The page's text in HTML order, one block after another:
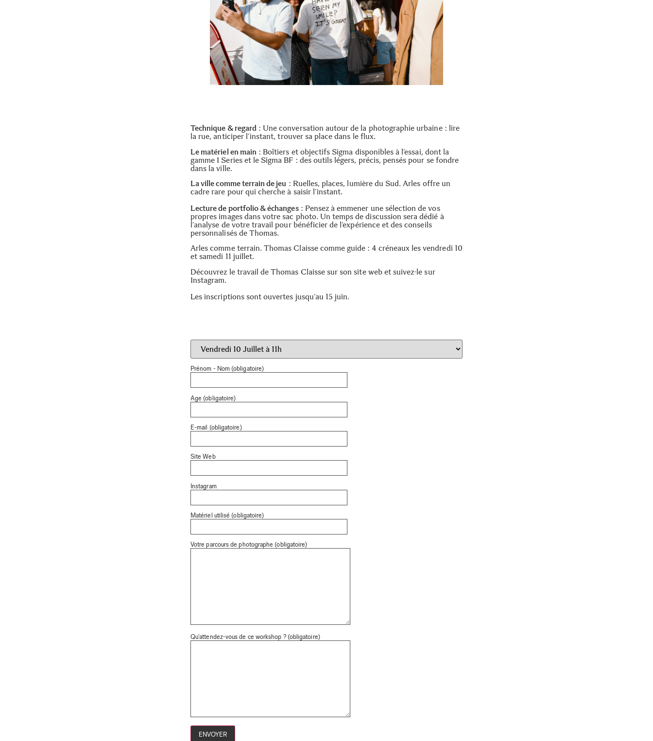
Technique & regard: Une conversation autour de la photographie urbaine : lire
la rue, anticiper l’instant, trouver sa place dans le flux.
Le matériel en main : Boîtiers et objectifs Sigma disponibles à l’essai, dont la
gamme I Series et le Sigma BF : des outils légers, précis, pensés pour se fondre
dans la ville.
La ville comme terrain de jeu : Ruelles, places, lumière du Sud. Arles offre un
cadre rare pour qui cherche à saisir l’instant.
Lecture de portfolio & échanges: Pensez à emmener une sélection de vos
propres images dans votre sac photo. Un temps de discussion sera dédié à
l’analyse de votre travail pour bénéficier de l’expérience et des conseils
personnalisés de Thomas.
Arles comme terrain. Thomas Claisse comme guide : 4 créneaux les vendredi 10
et samedi 11 juillet.
Découvrez le travail de Thomas Claisse sur sonsite webet suivez-le sur
Instagram.
Les inscriptions sont ouvertes jusqu’au 15 juin.
Prénom - Nom (obligatoire)
Age (obligatoire)
E-mail (obligatoire)
Site Web
Instagram
Matériel utilisé (obligatoire)
Votre parcours de photographe (obligatoire)
Qu'attendez-vous de ce workshop ? (obligatoire)